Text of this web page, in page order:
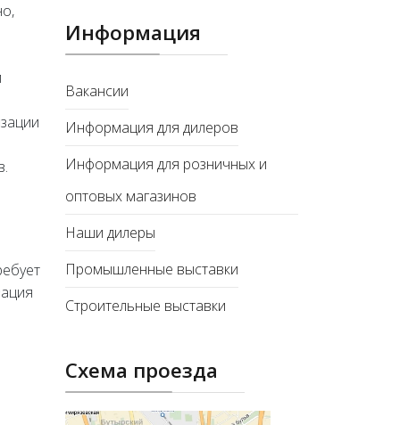
Информация
Вакансии
Информация для дилеров
Информация для розничных и
оптовых магазинов
Наши дилеры
Промышленные выставки
Строительные выставки
Схема проезда